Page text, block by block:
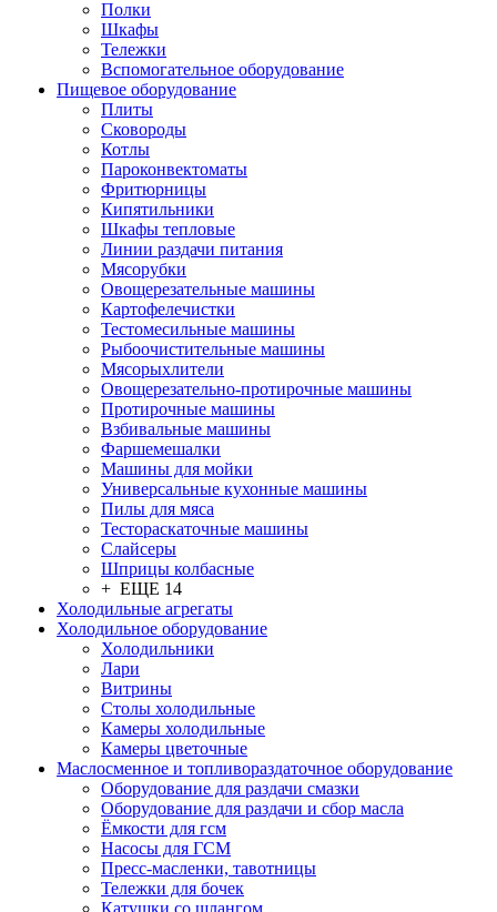
Полки
Шкафы
Тележки
Вспомогательное оборудование
Пищевое оборудование
Плиты
Сковороды
Котлы
Пароконвектоматы
Фритюрницы
Кипятильники
Шкафы тепловые
Линии раздачи питания
Мясорубки
Овощерезательные машины
Картофелечистки
Тестомесильные машины
Рыбоочистительные машины
Мясорыхлители
Овощерезательно-протирочные машины
Протирочные машины
Взбивальные машины
Фаршемешалки
Машины для мойки
Универсальные кухонные машины
Пилы для мяса
Тестораскаточные машины
Слайсеры
Шприцы колбасные
+ ЕЩЕ 14
Холодильные агрегаты
Холодильное оборудование
Холодильники
Лари
Витрины
Столы холодильные
Камеры холодильные
Камеры цветочные
Маслосменное и топливораздаточное оборудование
Оборудование для раздачи смазки
Оборудование для раздачи и сбор масла
Ёмкости для гсм
Насосы для ГСМ
Пресс-масленки, тавотницы
Тележки для бочек
Катушки со шлангом